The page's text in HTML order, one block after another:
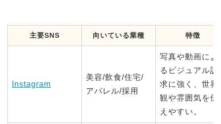
主要SNS 向いている業種 特徴
Instagram
美容/飲食/住宅/
アパレル/採用
写真や動画によ
るビジュアル訴
求に強く、世界
観や雰囲気を伝
えやすい。